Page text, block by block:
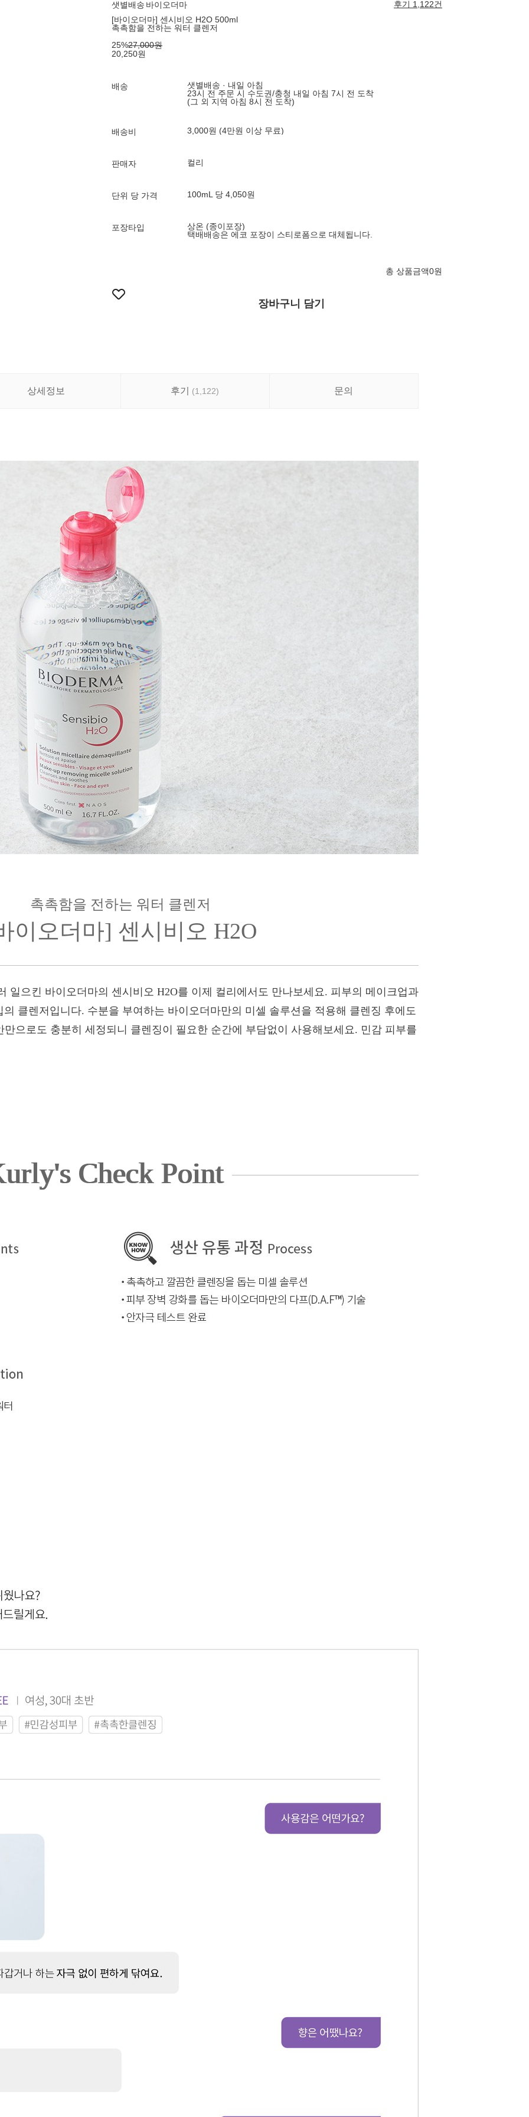
샛별배송 바이오더마
후기 1,122건
[바이오더마] 센시비오 H2O 500ml
촉촉함을 전하는 워터 클렌저
25%27,000원
20,250원
배송
샛별배송 · 내일 아침
23시 전 주문 시 수도권/충청 내일 아침 7시 전 도착
(그 외 지역 아침 8시 전 도착)
배송비 3,000원 (4만원 이상 무료)
판매자 컬리
단위 당 가격 100mL 당 4,050원
포장타입
상온 (종이포장)
택배배송은 에코 포장이 스티로폼으로 대체됩니다.
총 상품금액0원
장바구니 담기
상세정보 후기 (1,122) 문의
촉촉함을 전하는 워터 클렌저
이오더마] 센시비오 H2O
일으킨 바이오더마의 센시비오 H2O를 이제 컬리에서도 만나보세요. 피부의 메이크업과
클렌저입니다. 수분을 부여하는 바이오더마만의 미셀 솔루션을 적용해 클렌징 후에도
으로도 충분히 세정되니 클렌징이 필요한 순간에 부담없이 사용해보세요. 민감 피부를
Check Point